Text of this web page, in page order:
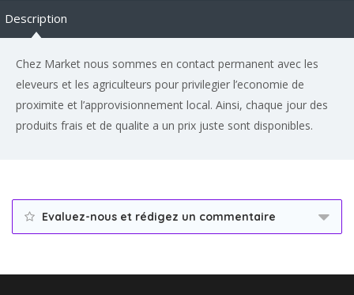
Description
Chez Market nous sommes en contact permanent avec les
eleveurs et les agriculteurs pour privilegier l’economie de
proximite et l’approvisionnement local. Ainsi, chaque jour des
produits frais et de qualite a un prix juste sont disponibles.
Evaluez-nous et rédigez un commentaire